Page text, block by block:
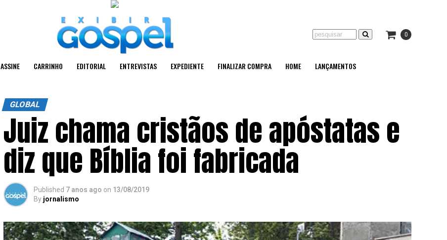
0
ASSINE CARRINHO EDITORIAL ENTREVISTAS EXPEDIENTE FINALIZAR COMPRA HOME LANÇAMENTOS
GLOBAL
Juiz chama cristãos de apóstatas e
diz que Bíblia foi fabricada
Published 7 anos ago on 13/08/2019
By jornalismo